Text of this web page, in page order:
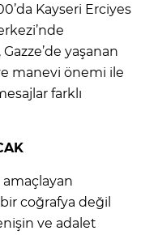
Kayseri Erciyes
yaşanan
manevi önemi ile
farklı
amaçlayan
coğrafya değil
ve adalet